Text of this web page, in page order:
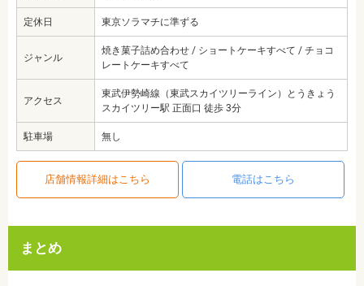
定休日 東京ソラマチに準ずる
ジャンル
焼き菓子詰め合わせ / ショートケーキすべて / チョコ
レートケーキすべて
アクセス
東武伊勢崎線（東武スカイツリーライン）とうきょう
スカイツリー駅 正面口 徒歩 3分
駐車場 無し
店舗情報詳細はこちら 電話はこちら
まとめ